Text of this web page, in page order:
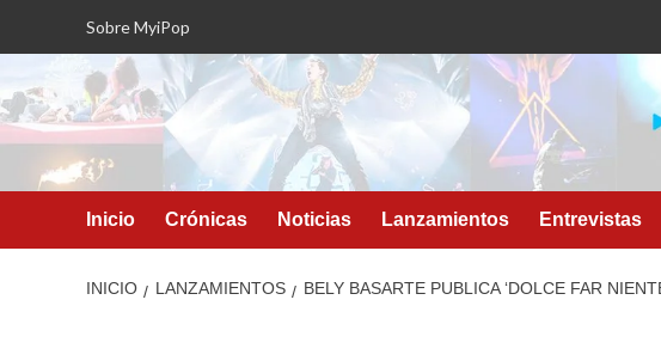
Sobre MyiPop
Inicio Crónicas Noticias Lanzamientos Entrevistas
INICIO LANZAMIENTOS BELY BASARTE PUBLICA ‘DOLCE FAR